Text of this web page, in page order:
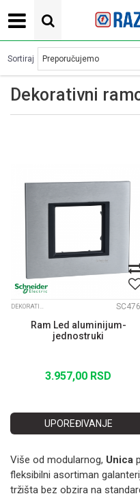
POVOLJNE CENE
Dekorativni
Sortiraj
DEKORATIVNI RAMOVI UNICA CLASS
Ram Led aluminijum-
jednostruki
3.957,00 RSD
UPOREĐIVANJE
Više od modularnog, Unica
fleksibilni asortiman
tržišta bez obzira na